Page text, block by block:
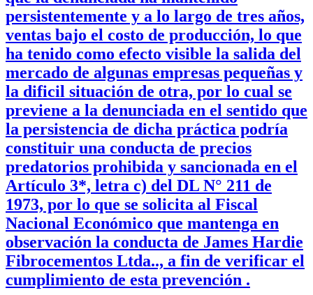
persistentemente y a lo largo de tres años,
ventas bajo el costo de producción, lo que
ha tenido como efecto visible la salida del
mercado de algunas empresas pequeñas y
la dificil situación de otra, por lo cual se
previene a la denunciada en el sentido que
la persistencia de dicha práctica podría
constituir una conducta de precios
predatorios prohibida y sancionada en el
Artículo 3*, letra c) del DL N° 211 de
1973, por lo que se solicita al Fiscal
Nacional Económico que mantenga en
observación la conducta de James Hardie
Fibrocementos Ltda.., a fin de verificar el
cumplimiento de esta prevención .